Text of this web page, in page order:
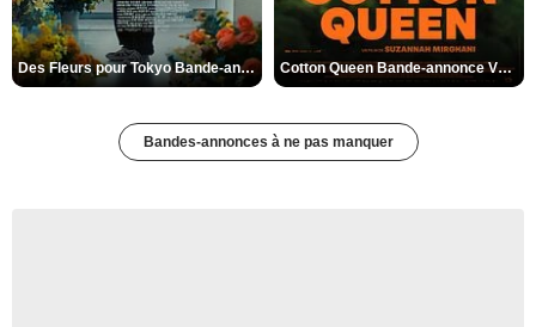
Des Fleurs pour Tokyo Bande-annonce VO STFR Cotton Queen Bande-annonce VO STFR
Bandes-annonces à ne pas manquer